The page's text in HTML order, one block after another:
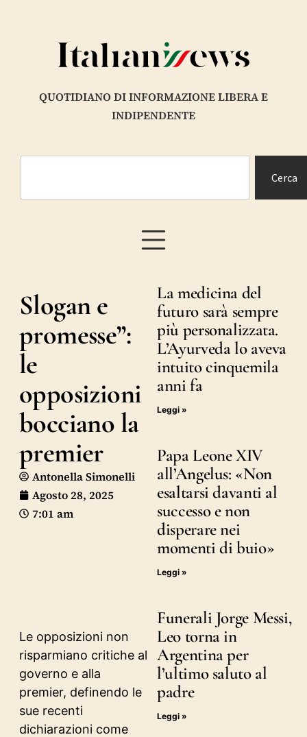
QUOTIDIANO DI INFORMAZIONE LIBERA E
INDIPENDENTE
Cerca
Slogan e
promesse”:
le
opposizioni
bocciano la
premier
Antonella Simonelli
Agosto 28, 2025
7:01 am
Le opposizioni non
risparmiano critiche al
governo e alla
premier, definendo le
sue recenti
dichiarazioni come
La medicina del
futuro sarà sempre
più personalizzata.
L’Ayurveda lo aveva
intuito cinquemila
anni fa
Leggi »
Papa Leone XIV
all’Angelus: «Non
esaltarsi davanti al
successo e non
disperare nei
momenti di buio»
Leggi »
Funerali Jorge Messi,
Leo torna in
Argentina per
l’ultimo saluto al
padre
Leggi »